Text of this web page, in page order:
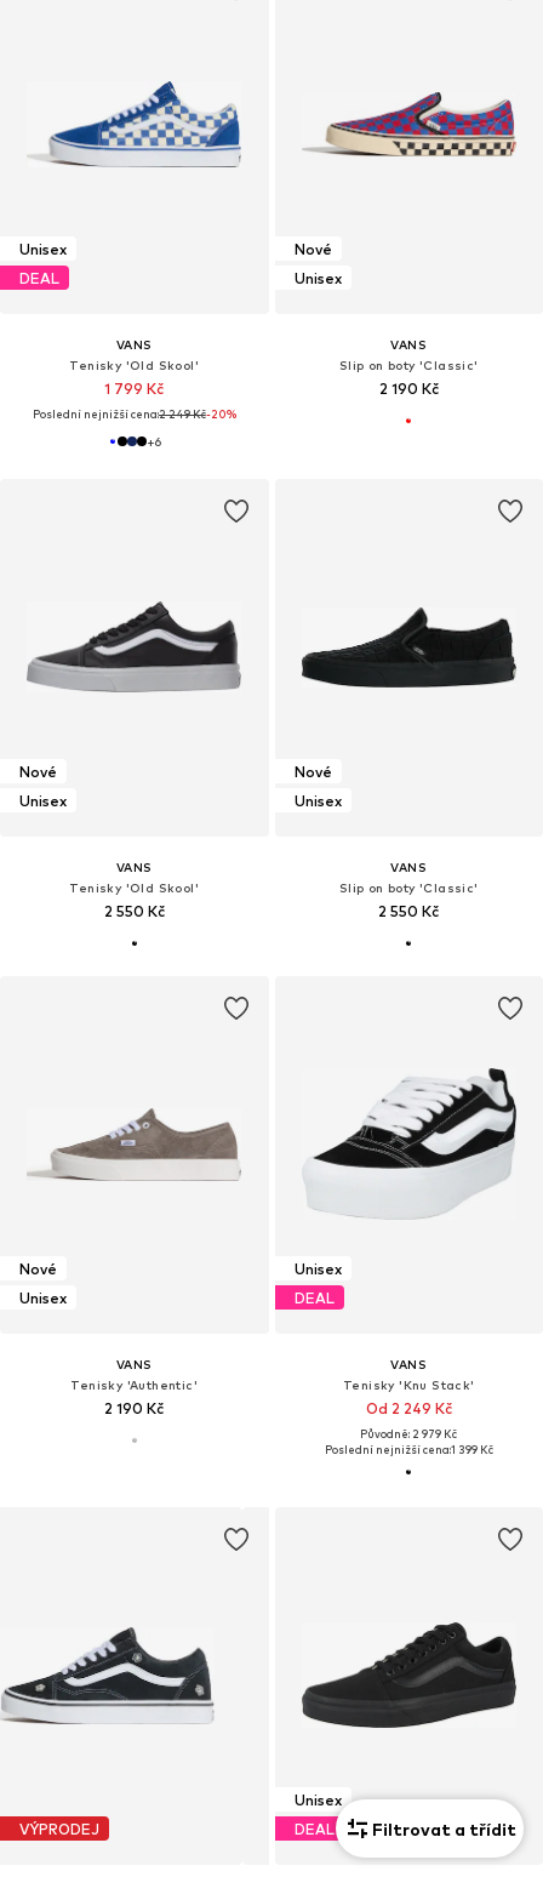
Unisex
DEAL
VANS
Tenisky 'Old Skool'
1 799 Kč
Poslední nejnižší cena:2 249 Kč-20%
+6
Nové
Unisex
VANS
Slip on boty 'Classic'
2 190 Kč
Nové
Unisex
VANS
Tenisky 'Old Skool'
2 550 Kč
Nové
Unisex
VANS
Slip on boty 'Classic'
2 550 Kč
Nové
Unisex
VANS
Tenisky 'Authentic'
2 190 Kč
Unisex
DEAL
VANS
Tenisky 'Knu Stack'
Od 2 249 Kč
Původně: 2 979 Kč
Poslední nejnižší cena:1 399 Kč
VÝPRODEJ
Unisex
DEAL
Filtrovat a třídit